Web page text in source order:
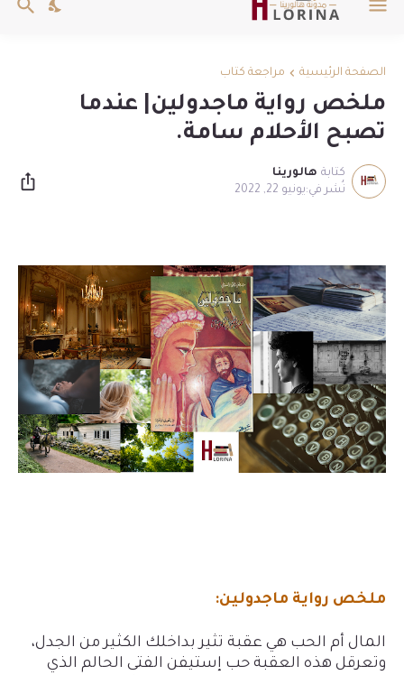
الصفحة الرئيسية مراجعة كتاب
ملخص رواية ماجدولين| عندما
تصبح الأحلام سامة.
كتابة هالورينا
يونيو 22, 2022
ملخص رواية ماجدولين:
المال أم الحب هي عقبة تثير بداخلك الكثير من الجدل،
وتعرقل هذه العقبة حب إستيفن الفتى الحالم الذي